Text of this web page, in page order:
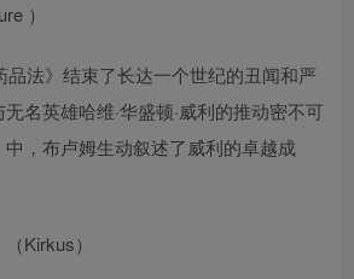
）
品法》结束了长达一个世纪的丑闻和严
名英雄哈维·华盛顿·威利的推动密不可
，布卢姆生动叙述了威利的卓越成
Kirkus）